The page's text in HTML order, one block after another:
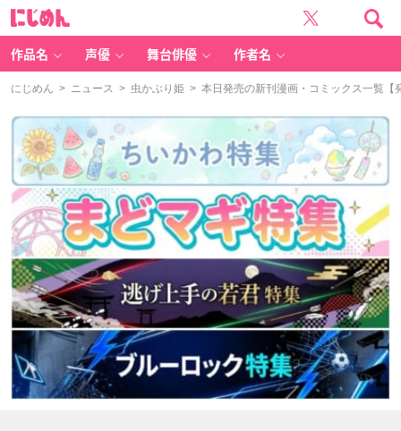
作品名 声優 舞台俳優 作者名
にじめん > ニュース > 虫かぶり姫 > 本日発売の新刊漫画・コミックス一覧【